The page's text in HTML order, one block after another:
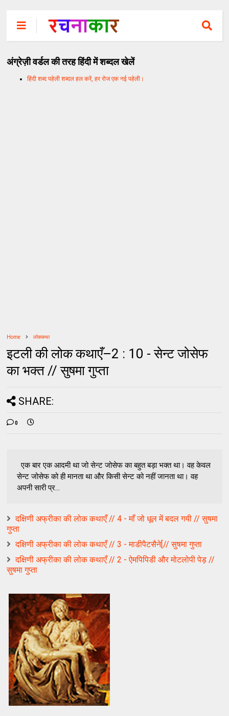
अंग्रेज़ी वर्डल की तरह हिंदी में शब्दल खेलें
हिंदी शब्द पहेली शब्दल हल करें, हर रोज एक नई पहेली।
Home लोककथा
इटली की लोक कथाएँ–2 : 10 - सेन्ट जोसेफ
का भक्त // सुषमा गुप्ता
SHARE:
0
एक बार एक आदमी था जो सेन्ट जोसेफ का बहुत बड़ा भक्त था। वह केवल
सेन्ट जोसेफ को ही मानता था और किसी सेन्ट को नहीं जानता था। वह
अपनी सारी प्र...
दक्षिणी अफ्रीका की लोक कथाएँ // 4 - माँ जो धूल में बदल गयी // सुषमा
गुप्ता
दक्षिणी अफ्रीका की लोक कथाएँ // 3 - माडीपैटसैने[// सुषमा गुप्ता
दक्षिणी अफ्रीका की लोक कथाएँ // 2 - ऐमपिपिडी और मोटलोपी पेड़ //
सुषमा गुप्ता